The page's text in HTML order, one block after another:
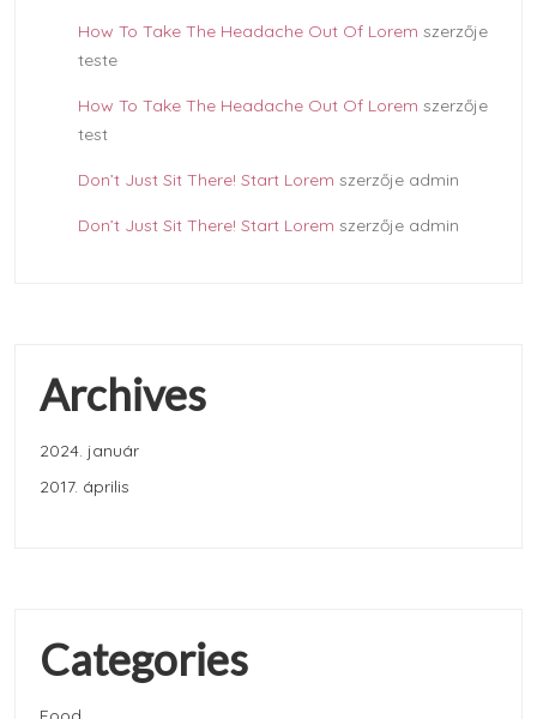
How To Take The Headache Out Of Lorem szerzője
teste
How To Take The Headache Out Of Lorem szerzője
test
Don’t Just Sit There! Start Lorem szerzője admin
Don’t Just Sit There! Start Lorem szerzője admin
Archives
2024. január
2017. április
Categories